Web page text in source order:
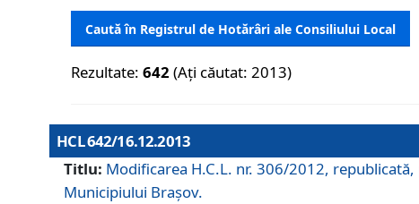
Caută în Registrul de Hotărâri ale Consiliului Local
Rezultate:642 (Ați căutat: 2013)
HCL 642/16.12.2013
Titlu: Modificarea H.C.L. nr. 306/2012,
Municipiului Braşov.